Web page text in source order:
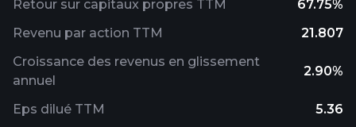
Retour sur capitaux propres TTM
67.75%
Revenu par action TTM
21.807
Croissance des revenus en glissement
annuel
2.90%
Eps dilué TTM
5.36